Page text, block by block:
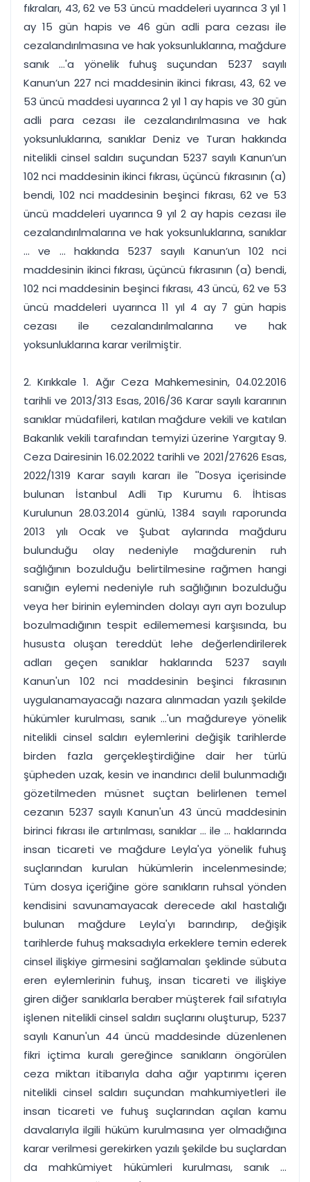
fıkraları, 43, 62 ve 53 üncü maddeleri uyarınca 3 yıl 1
ay 15 gün hapis ve 46 gün adli para cezası ile
cezalandırılmasına ve hak yoksunluklarına, mağdure
sanık ...'a yönelik fuhuş suçundan 5237 sayılı
Kanun’un 227 nci maddesinin ikinci fıkrası, 43, 62 ve
53 üncü maddesi uyarınca 2 yıl 1 ay hapis ve 30 gün
adli para cezası ile cezalandırılmasına ve hak
yoksunluklarına, sanıklar Deniz ve Turan hakkında
nitelikli cinsel saldırı suçundan 5237 sayılı Kanun’un
102 nci maddesinin ikinci fıkrası, üçüncü fıkrasının (a)
bendi, 102 nci maddesinin beşinci fıkrası, 62 ve 53
üncü maddeleri uyarınca 9 yıl 2 ay hapis cezası ile
cezalandırılmalarına ve hak yoksunluklarına, sanıklar
... ve ... hakkında 5237 sayılı Kanun’un 102 nci
maddesinin ikinci fıkrası, üçüncü fıkrasının (a) bendi,
102 nci maddesinin beşinci fıkrası, 43 üncü, 62 ve 53
üncü maddeleri uyarınca 11 yıl 4 ay 7 gün hapis
cezası ile cezalandırılmalarına ve hak
yoksunluklarına karar verilmiştir.
2. Kırıkkale 1. Ağır Ceza Mahkemesinin, 04.02.2016
tarihli ve 2013/313 Esas, 2016/36 Karar sayılı kararının
sanıklar müdafileri, katılan mağdure vekili ve katılan
Bakanlık vekili tarafından temyizi üzerine Yargıtay 9.
Ceza Dairesinin 16.02.2022 tarihli ve 2021/27626 Esas,
2022/1319 Karar sayılı kararı ile ''Dosya içerisinde
bulunan İstanbul Adli Tıp Kurumu 6. İhtisas
Kurulunun 28.03.2014 günlü, 1384 sayılı raporunda
2013 yılı Ocak ve Şubat aylarında mağduru
bulunduğu olay nedeniyle mağdurenin ruh
sağlığının bozulduğu belirtilmesine rağmen hangi
sanığın eylemi nedeniyle ruh sağlığının bozulduğu
veya her birinin eyleminden dolayı ayrı ayrı bozulup
bozulmadığının tespit edilememesi karşısında, bu
hususta oluşan tereddüt lehe değerlendirilerek
adları geçen sanıklar haklarında 5237 sayılı
Kanun'un 102 nci maddesinin beşinci fıkrasının
uygulanamayacağı nazara alınmadan yazılı şekilde
hükümler kurulması, sanık ...'un mağdureye yönelik
nitelikli cinsel saldırı eylemlerini değişik tarihlerde
birden fazla gerçekleştirdiğine dair her türlü
şüpheden uzak, kesin ve inandırıcı delil bulunmadığı
gözetilmeden müsnet suçtan belirlenen temel
cezanın 5237 sayılı Kanun'un 43 üncü maddesinin
birinci fıkrası ile artırılması, sanıklar ... ile ... haklarında
insan ticareti ve mağdure Leyla'ya yönelik fuhuş
suçlarından kurulan hükümlerin incelenmesinde;
Tüm dosya içeriğine göre sanıkların ruhsal yönden
kendisini savunamayacak derecede akıl hastalığı
bulunan mağdure Leyla'yı barındırıp, değişik
tarihlerde fuhuş maksadıyla erkeklere temin ederek
cinsel ilişkiye girmesini sağlamaları şeklinde sübuta
eren eylemlerinin fuhuş, insan ticareti ve ilişkiye
giren diğer sanıklarla beraber müşterek fail sıfatıyla
işlenen nitelikli cinsel saldırı suçlarını oluşturup, 5237
sayılı Kanun'un 44 üncü maddesinde düzenlenen
fikri içtima kuralı gereğince sanıkların öngörülen
ceza miktarı itibarıyla daha ağır yaptırımı içeren
nitelikli cinsel saldırı suçundan mahkumiyetleri ile
insan ticareti ve fuhuş suçlarından açılan kamu
davalarıyla ilgili hüküm kurulmasına yer olmadığına
karar verilmesi gerekirken yazılı şekilde bu suçlardan
da mahkûmiyet hükümleri kurulması, sanık ...